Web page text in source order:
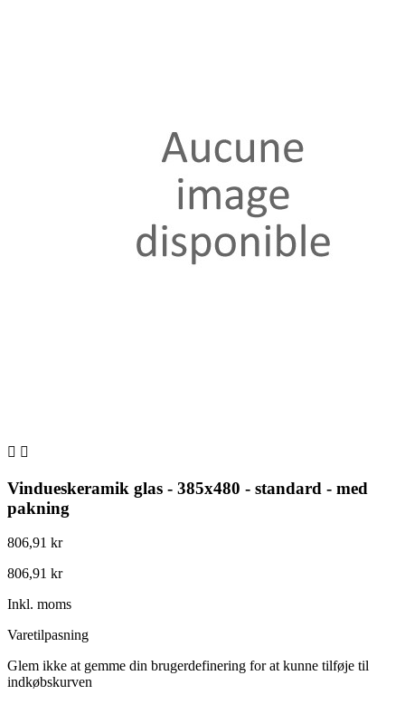
 
Vindueskeramik glas - 385x480 - standard - med
pakning
806,91 kr
806,91 kr
Inkl. moms
Varetilpasning
Glem ikke at gemme din brugerdefinering for at kunne tilføje til
indkøbskurven